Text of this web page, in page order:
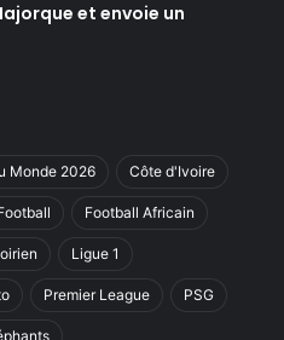
et envoie un
Monde 2026 Côte d'Ivoire
Football Africain
Ligue 1
Premier League PSG